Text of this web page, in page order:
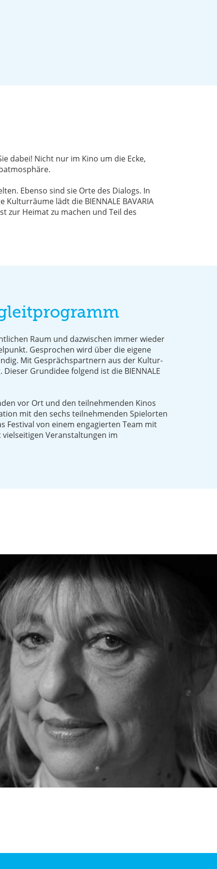
dabei! Nicht nur im Kino um die Ecke,
Ebenso sind sie Orte des Dialogs. In
lädt die BIENNALE BAVARIA
zur Heimat zu machen und Teil des
Raum und dazwischen immer wieder
Gesprochen wird über die eigene
Mit Gesprächspartnern aus der Kultur-
Grundidee folgend ist die BIENNALE
vor Ort und den teilnehmenden Kinos
mit den sechs teilnehmenden Spielorten
Festival von einem engagierten Team mit
Veranstaltungen im